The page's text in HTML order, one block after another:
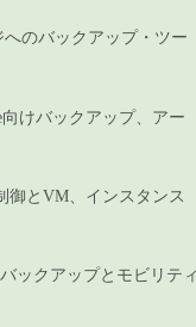
のバックアップ・ツー
けバックアップ、アー
御とVM、インスタンス
バックアップとモビリテ